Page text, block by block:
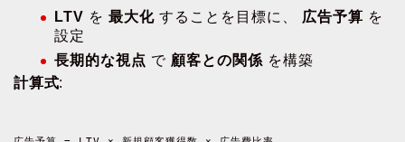
LTV を 最大化 することを目標に、 広告予算 を
設定
長期的な視点 で 顧客との関係 を構築
計算式: